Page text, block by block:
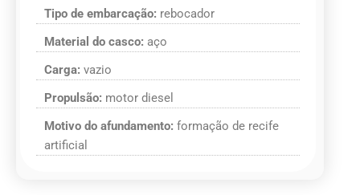
Tipo de embarcação: rebocador
Material do casco: aço
Carga: vazio
Propulsão: motor diesel
Motivo do afundamento: formação de recife
artificial